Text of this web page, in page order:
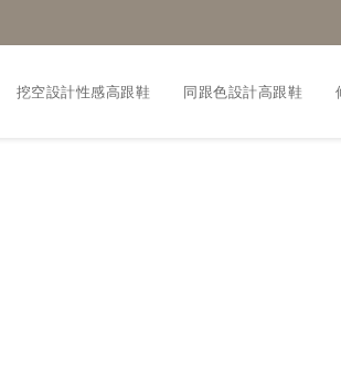
挖空設計性感高跟鞋 同跟色設計高跟鞋